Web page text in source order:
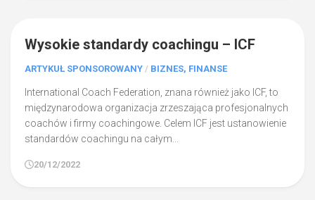
Wysokie standardy coachingu – ICF
ARTYKUŁ SPONSOROWANY / BIZNES, FINANSE
International Coach Federation, znana również jako ICF, to
międzynarodowa organizacja zrzeszająca profesjonalnych
coachów i firmy coachingowe. Celem ICF jest ustanowienie
standardów coachingu na całym...
20/12/2022